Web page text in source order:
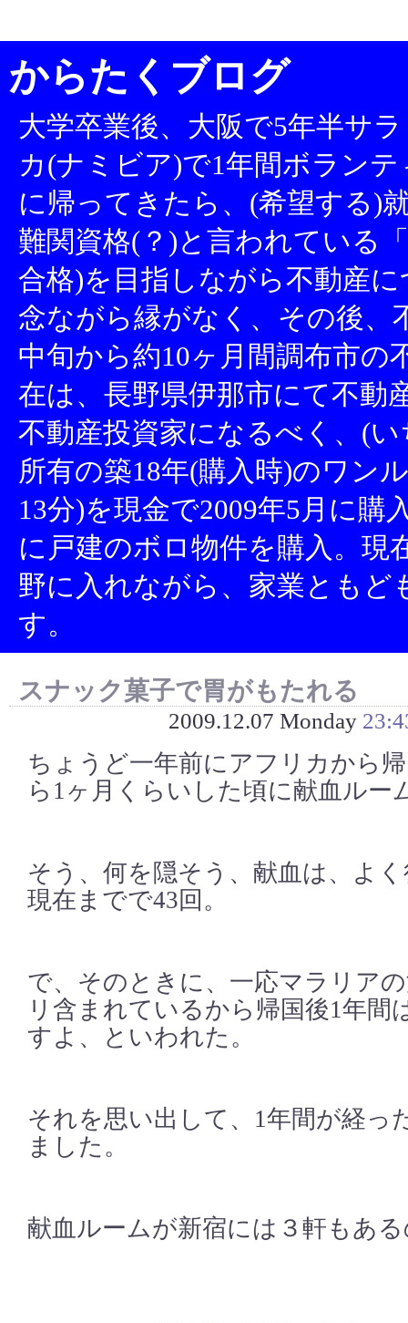
からたくブログ
大学卒業後、大阪で5年半サ
カ(ナミビア)で1年間ボラン
に帰ってきたら、(希望する)
難関資格(？)と言われている
合格)を目指しながら不動産
念ながら縁がなく、その後、
中旬から約10ヶ月間調布市の
在は、長野県伊那市にて不動
不動産投資家になるべく、(
所有の築18年(購入時)のワン
13分)を現金で2009年5月に購
に戸建のボロ物件を購入。現
野に入れながら、家業とも
す。
スナック菓子で胃がもたれる
2009.12.07 Monday
ちょうど一年前にアフリカから
ら1ヶ月くらいした頃に献血ルー
そう、何を隠そう、献血は、よ
現在までで43回。
で、そのときに、一応マラリア
リ含まれているから帰国後1年間
すよ、といわれた。
それを思い出して、1年間が経っ
ました。
献血ルームが新宿には３軒もあ